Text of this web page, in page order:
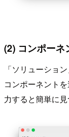
(2) コンポーネ
「ソリューショ
コンポーネント
力すると簡単に